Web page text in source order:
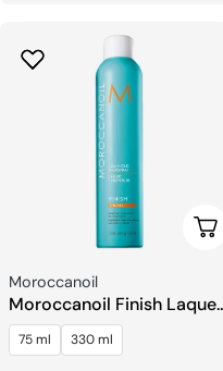
Fournisseur:
Moroccanoil
Moroccanoil Finish Laque
Luminous
75 ml 330 ml